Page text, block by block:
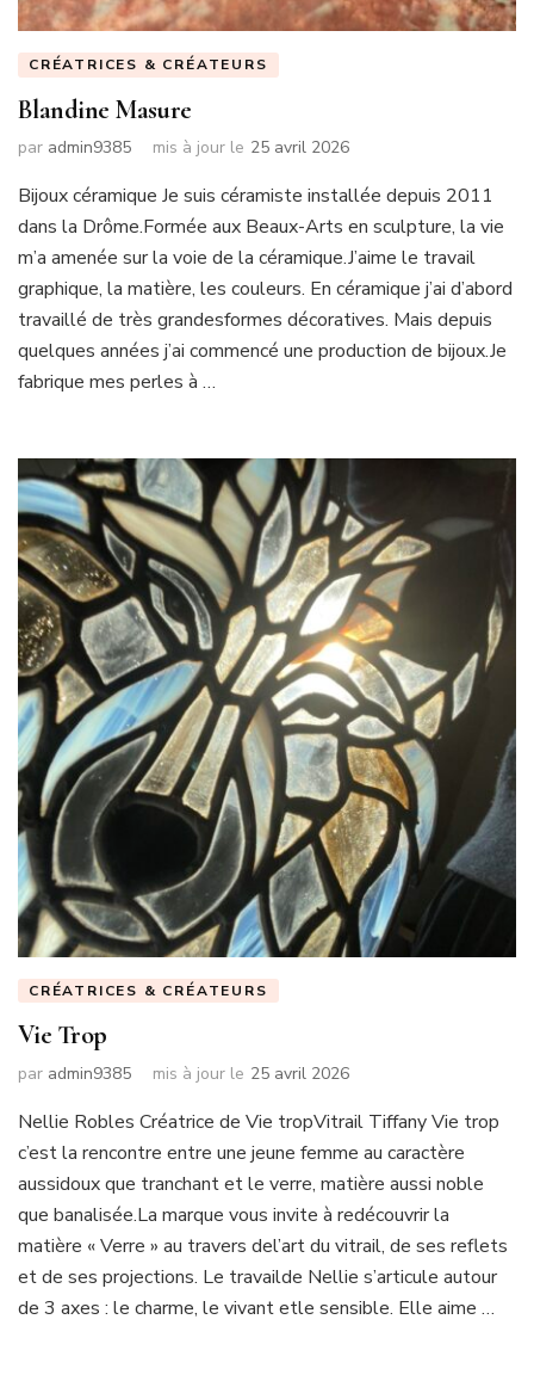
CRÉATRICES & CRÉATEURS
Blandine Masure
par admin9385 mis à jour le 25 avril 2026
Bijoux céramique Je suis céramiste installée depuis 2011
dans la Drôme.Formée aux Beaux-Arts en sculpture, la vie
m’a amenée sur la voie de la céramique.J’aime le travail
graphique, la matière, les couleurs. En céramique j’ai d’abord
travaillé de très grandesformes décoratives. Mais depuis
quelques années j’ai commencé une production de bijoux.Je
fabrique mes perles à …
CRÉATRICES & CRÉATEURS
Vie Trop
par admin9385 mis à jour le 25 avril 2026
Nellie Robles Créatrice de Vie tropVitrail Tiffany Vie trop
c’est la rencontre entre une jeune femme au caractère
aussidoux que tranchant et le verre, matière aussi noble
que banalisée.La marque vous invite à redécouvrir la
matière « Verre » au travers del’art du vitrail, de ses reflets
et de ses projections. Le travailde Nellie s’articule autour
de 3 axes : le charme, le vivant etle sensible. Elle aime …